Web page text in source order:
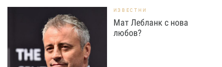
ИЗВЕСТНИ
Мат Лебланк с нова
любов?